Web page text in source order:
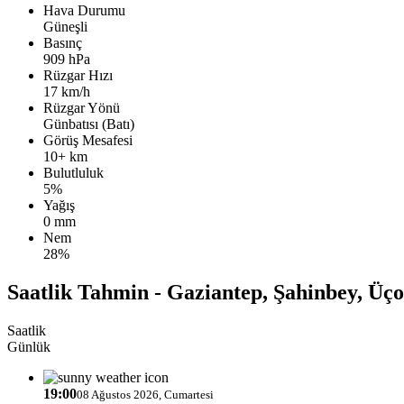
Hava Durumu
Güneşli
Basınç
909 hPa
Rüzgar Hızı
17 km/h
Rüzgar Yönü
Günbatısı (Batı)
Görüş Mesafesi
10+ km
Bulutluluk
5%
Yağış
0 mm
Nem
28%
Saatlik Tahmin - Gaziantep, Şahinbey,
Saatlik
Günlük
19:0008 Ağustos 2026, Cumartesi